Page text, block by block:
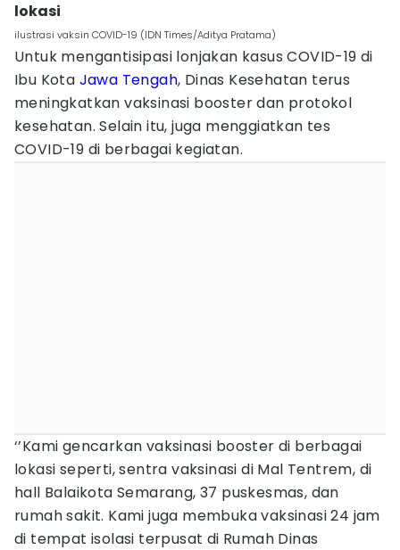
lokasi
ilustrasi vaksin COVID-19 (IDN Times/Aditya Pratama)
Untuk mengantisipasi lonjakan kasus COVID-19 di
Ibu Kota Jawa Tengah, Dinas Kesehatan terus
meningkatkan vaksinasi booster dan protokol
kesehatan. Selain itu, juga menggiatkan tes
COVID-19 di berbagai kegiatan.
‘’Kami gencarkan vaksinasi booster di berbagai
lokasi seperti, sentra vaksinasi di Mal Tentrem, di
hall Balaikota Semarang, 37 puskesmas, dan
rumah sakit. Kami juga membuka vaksinasi 24 jam
di tempat isolasi terpusat di Rumah Dinas